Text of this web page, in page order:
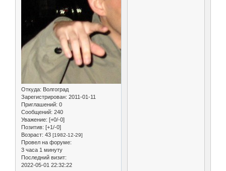
Откуда: Волгоград
Зарегистрирован: 2011-01-11
Приглашений: 0
Сообщений: 240
Уважение: [+0/-0]
Позитив: [+1/-0]
Возраст: 43 [1982-12-29]
Провел на форуме:
3 часа 1 минуту
Последний визит:
2022-05-01 22:32:22